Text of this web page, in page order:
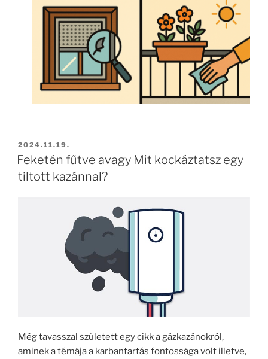
2024.11.19.
Feketén fűtve avagy Mit kockáztatsz egy
tiltott kazánnal?
Még tavasszal született egy cikk a gázkazánokról,
aminek a témája a karbantartás fontossága volt illetve,